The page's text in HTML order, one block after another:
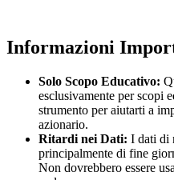
Informazioni
Solo Scopo Educativo:
esclusivamente per scopi
strumento per aiutarti a
azionario.
Ritardi nei Dati: I dati di
principalmente di fine
Non dovrebbero essere